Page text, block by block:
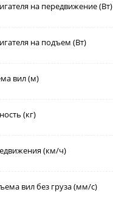
на передвижение (Вт)
на подъем (Вт)
вил (м)
(кг)
(км/ч)
вил без груза (мм/с)